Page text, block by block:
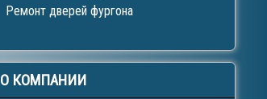
Ремонт дверей фургона
О КОМПАНИИ